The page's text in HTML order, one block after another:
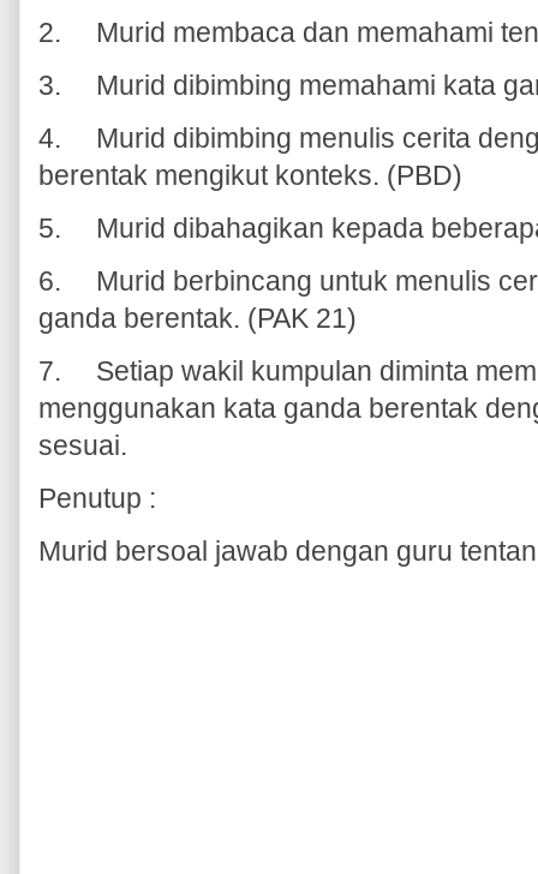
2.
Murid membaca dan memahami
3.
Murid dibimbing memahami kata
4.
Murid dibimbing menulis cerita
berentak mengikut konteks. (PBD)
5.
Murid dibahagikan kepada
6.
Murid berbincang untuk menulis
ganda berentak. (PAK 21)
7.
Setiap wakil kumpulan diminta
menggunakan kata ganda berentak
sesuai.
Penutup :
Murid bersoal jawab dengan guru